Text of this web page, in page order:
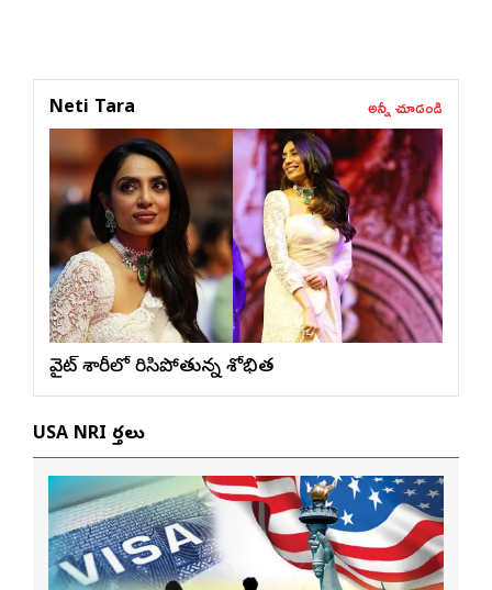
Neti Tara అన్నీ చూడండి
వైట్ శారీలో మెరిసిపోతున్న శోభిత
USA NRI వార్తలు